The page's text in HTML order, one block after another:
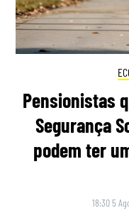
Pensionistas
Segurança
podem ter
18:30 5